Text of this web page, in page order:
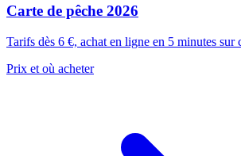
Carte de pêche 2026
Tarifs dès 6 €, achat en ligne en 5 minutes sur
Prix et où acheter